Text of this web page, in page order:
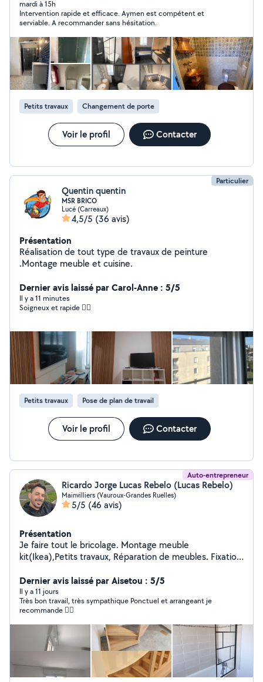
mardi à 15h
Intervention rapide et efficace. Aymen est compétent et
serviable. A recommander sans hésitation.
Petits travaux Changement de porte
Voir le profil Contacter
Particulier
Quentin quentin
MSR BRICO
Lucé (Carreaux)
4,5/5 (36 avis)
Présentation
Réalisation de tout type de travaux de peinture
.Montage meuble et cuisine.
Dernier avis laissé par Carol-Anne : 5/5
Il y a 11 minutes
Soigneux et rapide 👍🏻
Petits travaux Pose de plan de travail
Voir le profil Contacter
Auto-entrepreneur
Ricardo Jorge Lucas Rebelo (Lucas Rebelo)
Mainvilliers (Vauroux-Grandes Ruelles)
5/5 (46 avis)
Présentation
Je faire tout le bricolage. Montage meuble
kit(Ikea),Petits travaux, Réparation de meubles. Fixation
poignées,
Dernier avis laissé par Aisetou : 5/5
Il y a 11 jours
Très bon travail, très sympathique Ponctuel et arrangeant je
recommande 👍🏾